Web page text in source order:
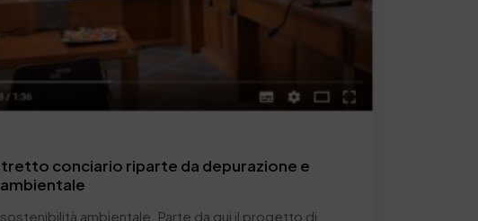
conciario riparte da depurazione e
ambientale. Parte da qui il progetto di